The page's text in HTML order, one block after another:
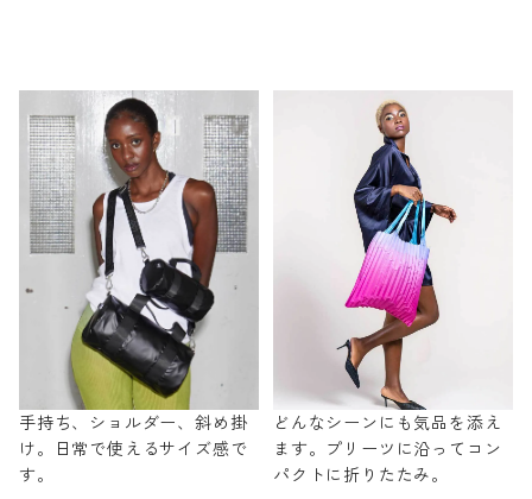
手持ち、ショルダー、斜め掛
け。日常で使えるサイズ感で
す。
どんなシーンにも気品を添え
ます。プリーツに沿ってコン
パクトに折りたたみ。